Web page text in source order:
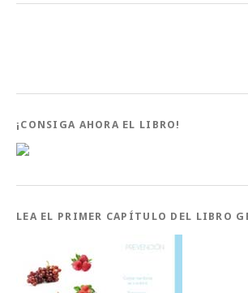
¡CONSIGA AHORA EL LIBRO!
LEA EL PRIMER CAPÍTULO DEL LIBRO